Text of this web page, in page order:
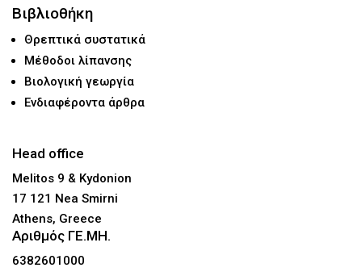
Βιβλιοθήκη
Θρεπτικά συστατικά
Μέθοδοι λίπανσης
Βιολογική γεωργία
Ενδιαφέροντα άρθρα
Head office
Melitos 9 & Kydonion
17 121 Nea Smirni
Athens, Greece
Αριθμός ΓΕ.ΜΗ.
6382601000